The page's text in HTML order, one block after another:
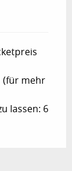
(für mehr
lassen: 6